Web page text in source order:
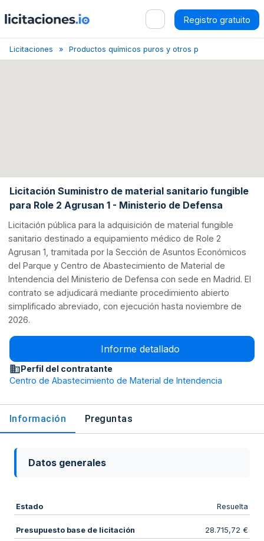
Registro gratuito
Licitaciones Productos químicos puros y otros productos
Licitación Suministro de material sanitario fungible
para Role 2 Agrusan 1 - Ministerio de Defensa
Licitación pública para la adquisición de material fungible
sanitario destinado a equipamiento médico de Role 2
Agrusan 1, tramitada por la Sección de Asuntos Económicos
del Parque y Centro de Abastecimiento de Material de
Intendencia del Ministerio de Defensa con sede en Madrid. El
contrato se adjudicará mediante procedimiento abierto
simplificado abreviado, con ejecución hasta noviembre de
2026.
Informe detallado
Perfil del contratante
Centro de Abastecimiento de Material de Intendencia
Información Preguntas
Datos generales
Estado Resuelta
Presupuesto base de licitación 28.715,72 €